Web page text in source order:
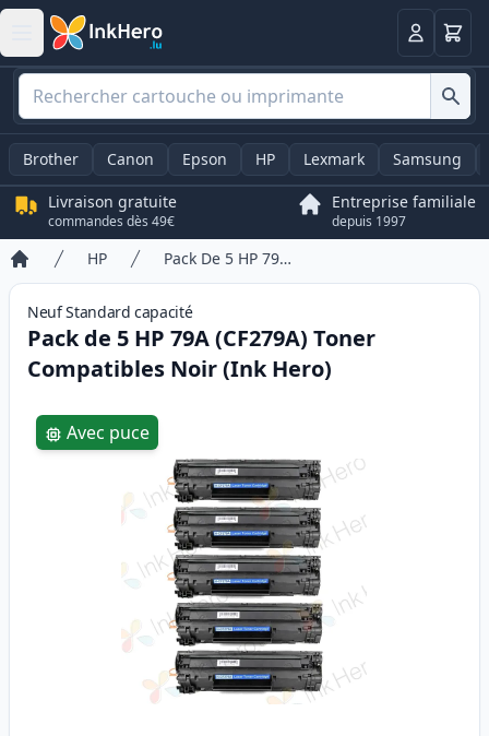
Panier
Brother Canon Epson HP Lexmark Samsung
Livraison gratuite
commandes dès 49€
Entreprise familiale
depuis 1997
Accueil
HP Pack De 5 HP 79A (CF279A) Toner Compatibles Noir (Ink Hero)
NeufStandard capacité
Pack de 5 HP 79A (CF279A) Toner
Compatibles Noir (Ink Hero)
Product information
Avec puce